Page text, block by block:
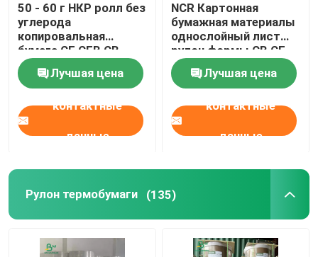
50 - 60 г НКР ролл без
углерода
копировальная
бумага CF CFB CB
бумага 240 мм 610 мм
860 мм ширина
Лучшая цена
контактные
данные
NCR Картонная
бумажная материалы
однослойный лист
рулон формы CB CF
CFB
Лучшая цена
контактные
данные
Рулон термобумаги (135)